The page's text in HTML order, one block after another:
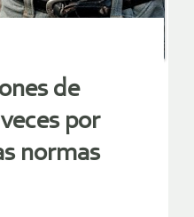
de
por
normas